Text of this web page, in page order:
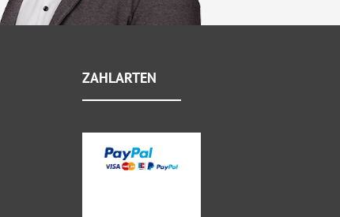
ZAHLARTEN